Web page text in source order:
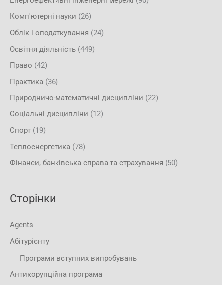
Комп'ютерні науки (26)
Облік і оподаткування (24)
Освітня діяльність (449)
Право (42)
Практика (36)
Природничо-математичні дисципліни (22)
Соціальні дисципліни (12)
Спорт (19)
Теплоенергетика (78)
Фінанси, банківська справа та страхування (50)
Сторінки
Agents
Абітурієнту
Програми вступних випробувань
Антикорупційна програма